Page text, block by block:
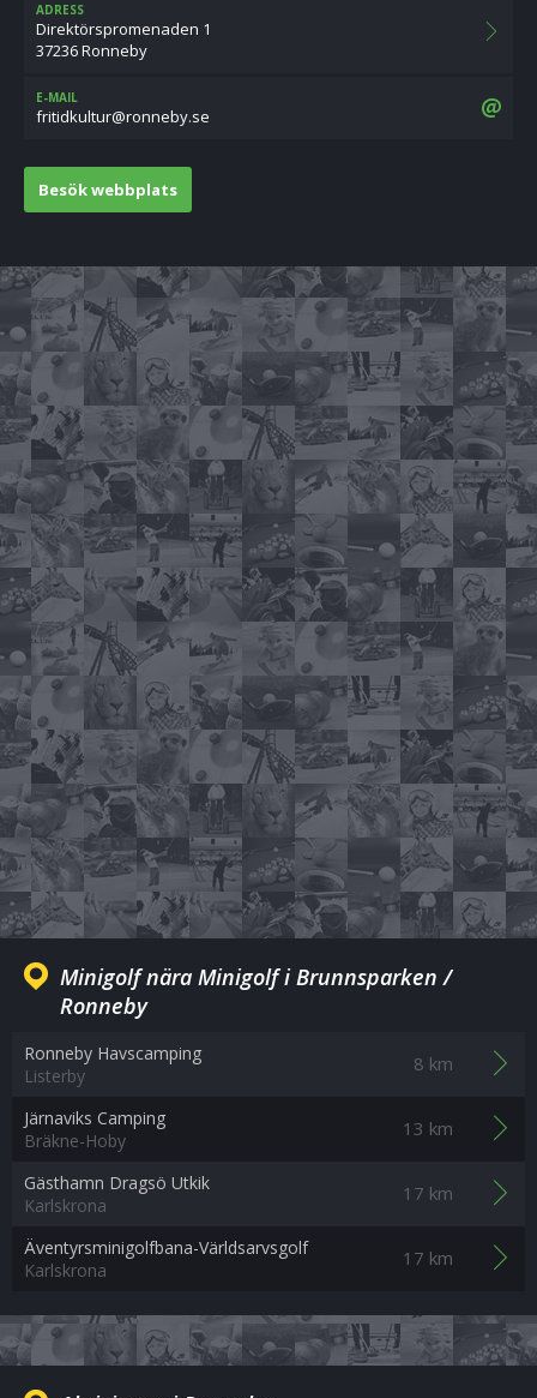
ADRESS
Direktörspromenaden 1
37236 Ronneby
E-MAIL
es.ybennor@rutlukditirf
Besök webbplats
Minigolf nära Minigolf i Brunnsparken /
Ronneby
Ronneby Havscamping
Listerby
8 km
Järnaviks Camping
Bräkne-Hoby
13 km
Gästhamn Dragsö Utkik
Karlskrona
17 km
Äventyrsminigolfbana-Världsarvsgolf
Karlskrona
17 km